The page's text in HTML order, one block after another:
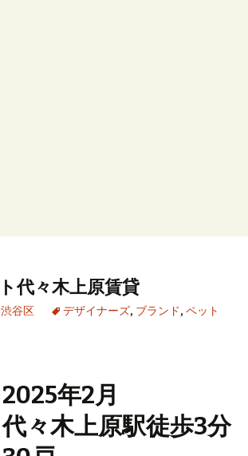
代々木上原賃貸
渋谷区 デザイナーズ, ブランド, ペット
年2月
々木上原駅徒歩3分